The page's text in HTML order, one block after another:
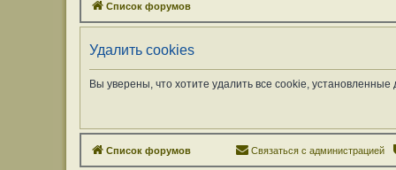
Список форумов
Удалить cookies
Вы уверены, что хотите удалить все cookie,
Список форумов Связаться с администрацией